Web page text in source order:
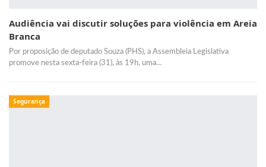
Audiência vai discutir soluções para violência em Areia
Branca
Por proposição de deputado Souza (PHS), a Assembleia Legislativa
promove nesta sexta-feira (31), às 19h, uma…
Segurança